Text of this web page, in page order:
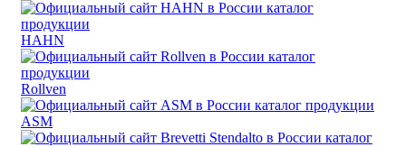
HAHN
Rollven
ASM